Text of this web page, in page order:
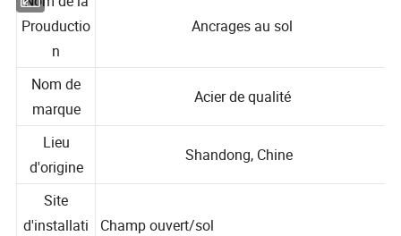
Nom de la
Prouductio
n
Nom de
marque
Lieu
d'origine
Site